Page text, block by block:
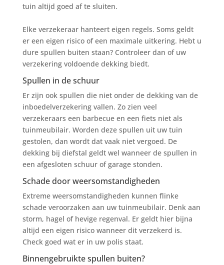
tuin altijd goed af te sluiten.
Elke verzekeraar hanteert eigen regels. Soms geldt
er een eigen risico of een maximale uitkering. Hebt u
dure spullen buiten staan? Controleer dan of uw
verzekering voldoende dekking biedt.
Spullen in de schuur
Er zijn ook spullen die niet onder de dekking van de
inboedelverzekering vallen. Zo zien veel
verzekeraars een barbecue en een fiets niet als
tuinmeubilair. Worden deze spullen uit uw tuin
gestolen, dan wordt dat vaak niet vergoed. De
dekking bij diefstal geldt wel wanneer de spullen in
een afgesloten schuur of garage stonden.
Schade door weersomstandigheden
Extreme weersomstandigheden kunnen flinke
schade veroorzaken aan uw tuinmeubilair. Denk aan
storm, hagel of hevige regenval. Er geldt hier bijna
altijd een eigen risico wanneer dit verzekerd is.
Check goed wat er in uw polis staat.
Binnengebruikte spullen buiten?